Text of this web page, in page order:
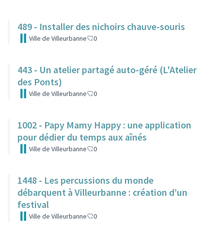
489 - Installer des nichoirs chauve-souris
Ville de Villeurbanne 0
443 - Un atelier partagé auto-géré (L'Atelier
des Ponts)
Ville de Villeurbanne 0
1002 - Papy Mamy Happy : une application
pour dédier du temps aux aînés
Ville de Villeurbanne 0
1448 - Les percussions du monde
débarquent à Villeurbanne : création d’un
festival
Ville de Villeurbanne 0